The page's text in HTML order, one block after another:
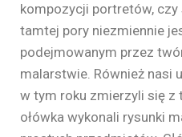
kompozycji portretów,
tamtej pory niezmiennie
podejmowanym przez
malarstwie. Również nasi
w tym roku zmierzyli się z
ołówka wykonali rysunki